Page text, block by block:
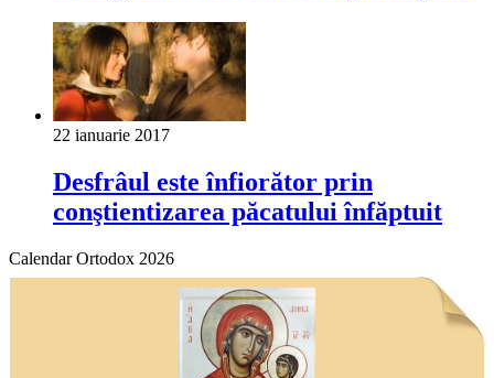
22 ianuarie 2017
Desfrâul este înfiorător prin
conştientizarea păcatului înfăptuit
Calendar Ortodox 2026